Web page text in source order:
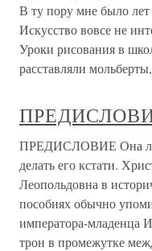
В ту пору мне было лет
Искусство вовсе не
Уроки рисования в
расставляли мольберты,
ПРЕДИСЛОВИЕ Она
делать его кстати.
Леопольдовна в
пособиях обычно
императора-младенца
трон в промежутке